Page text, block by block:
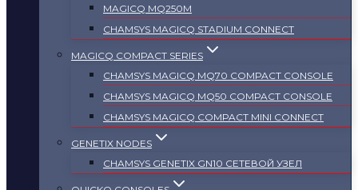
MAGICQ MQ250M
СHAMSYS MAGICQ STADIUM CONNECT
MAGICQ COMPACT SERIES
СHAMSYS MAGICQ MQ70 COMPACT CONSOLE
СHAMSYS MAGICQ MQ50 COMPACT CONSOLE
СHAMSYS MAGICQ COMPACT MINI CONNECT
GENETIX NODES
СHAMSYS GENETIX GN10 СЕТЕВОЙ УЗЕЛ